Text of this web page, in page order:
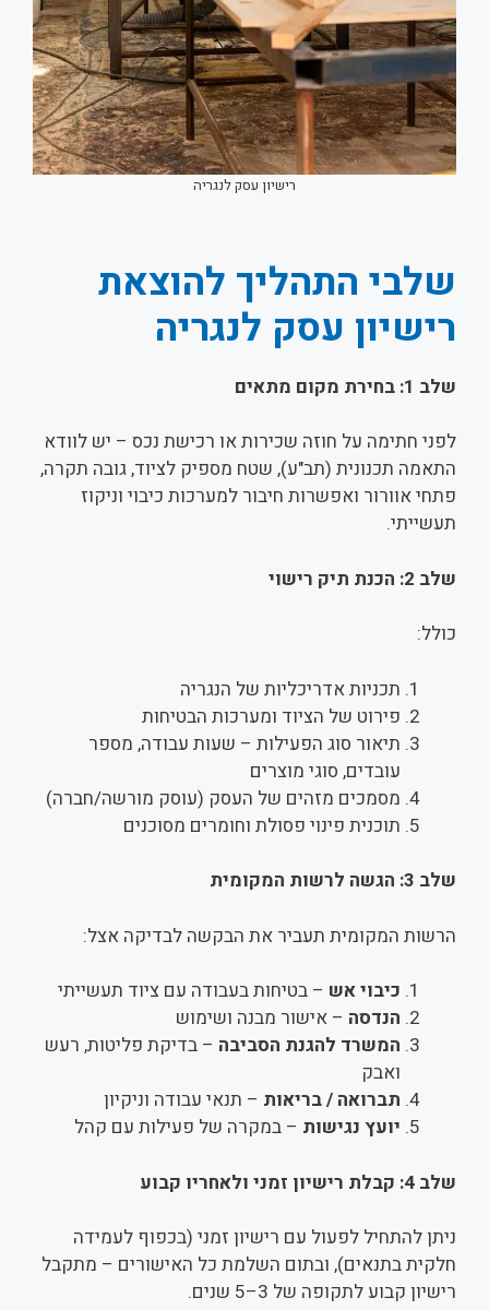
רישיון עסק לנגריה
שלבי התהליך להוצאת
רישיון עסק לנגריה
שלב 1: בחירת מקום מתאים
לפני חתימה על חוזה שכירות או רכישת נכס – יש לוודא
התאמה תכנונית (תב"ע), שטח מספיק לציוד, גובה תקרה,
פתחי אוורור ואפשרות חיבור למערכות כיבוי וניקוז
תעשייתי.
שלב 2: הכנת תיק רישוי
כולל:
תכניות אדריכליות של הנגריה
פירוט של הציוד ומערכות הבטיחות
תיאור סוג הפעילות – שעות עבודה, מספר
עובדים, סוגי מוצרים
מסמכים מזהים של העסק (עוסק מורשה/חברה)
תוכנית פינוי פסולת וחומרים מסוכנים
שלב 3: הגשה לרשות המקומית
הרשות המקומית תעביר את הבקשה לבדיקה אצל:
כיבוי אש – בטיחות בעבודה עם ציוד תעשייתי
הנדסה – אישור מבנה ושימוש
המשרד להגנת הסביבה – בדיקת פליטות, רעש
ואבק
תברואה / בריאות – תנאי עבודה וניקיון
יועץ נגישות – במקרה של פעילות עם קהל
שלב 4: קבלת רישיון זמני ולאחריו קבוע
ניתן להתחיל לפעול עם רישיון זמני (בכפוף לעמידה
חלקית בתנאים), ובתום השלמת כל האישורים – מתקבל
רישיון קבוע לתקופה של 3–5 שנים.